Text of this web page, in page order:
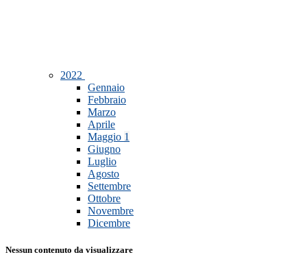
2022
Gennaio
Febbraio
Marzo
Aprile
Maggio 1
Giugno
Luglio
Agosto
Settembre
Ottobre
Novembre
Dicembre
Nessun contenuto da visualizzare